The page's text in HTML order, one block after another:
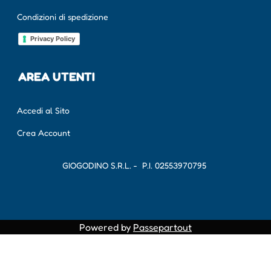
Condizioni di spedizione
Privacy Policy
AREA UTENTI
Accedi al Sito
Crea Account
GIOGODINO S.R.L. - P.I. 02553970795
Powered by Passepartout